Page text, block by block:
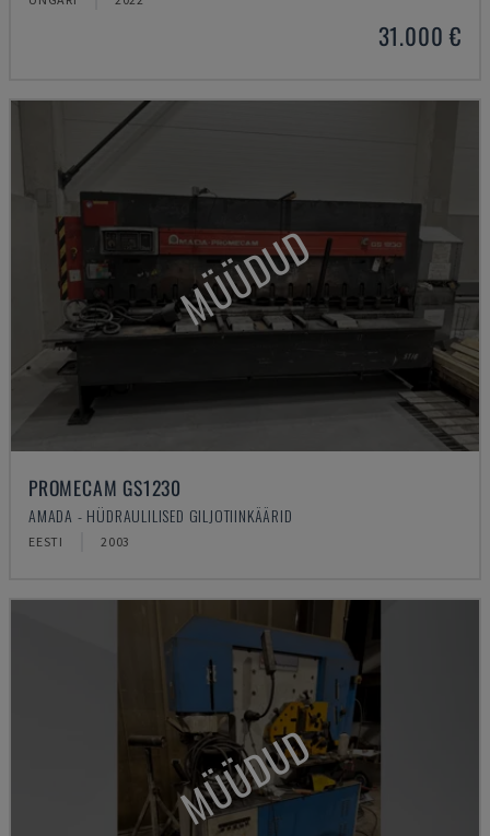
31.000 €
MÜÜDUD
PROMECAM GS1230
AMADA - HÜDRAULILISED GILJOTIINKÄÄRID
EESTI 2003
MÜÜDUD